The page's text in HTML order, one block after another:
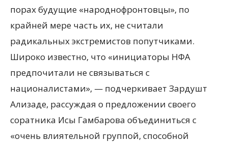
порах будущие «народнофронтовцы», по
крайней мере часть их, не считали
радикальных экстремистов попутчиками.
Широко известно, что «инициаторы НФА
предпочитали не связываться с
националистами», — подчеркивает Зардушт
Ализаде, рассуждая о предложении своего
соратника Исы Гамбарова объединиться с
«очень влиятельной группой, способной